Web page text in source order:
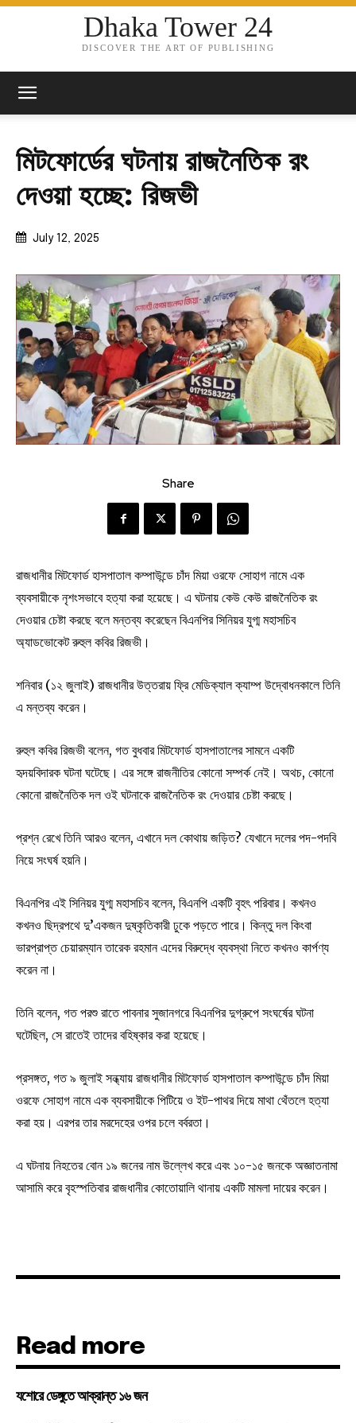
Dhaka Tower 24
DISCOVER THE ART OF PUBLISHING
মিটফোর্ডের ঘটনায় রাজনৈতিক রং
দেওয়া হচ্ছে: রিজভী
July 12, 2025
Share
রাজধানীর মিটফোর্ড হাসপাতাল কম্পাউন্ডে চাঁদ মিয়া ওরফে সোহাগ নামে এক
ব্যবসায়ীকে নৃশংসভাবে হত্যা করা হয়েছে। এ ঘটনায় কেউ কেউ রাজনৈতিক রং
দেওয়ার চেষ্টা করছে বলে মন্তব্য করেছেন বিএনপির সিনিয়র যুগ্ম মহাসচিব
অ্যাডভোকেট রুহুল কবির রিজভী।
শনিবার (১২ জুলাই) রাজধানীর উত্তরায় ফ্রি মেডিক্যাল ক্যাম্প উদ্বোধনকালে তিনি
এ মন্তব্য করেন।
রুহুল কবির রিজভী বলেন, গত বুধবার মিটফোর্ড হাসপাতালের সামনে একটি
হৃদয়বিদারক ঘটনা ঘটেছে। এর সঙ্গে রাজনীতির কোনো সম্পর্ক নেই। অথচ, কোনো
কোনো রাজনৈতিক দল ওই ঘটনাকে রাজনৈতিক রং দেওয়ার চেষ্টা করছে।
প্রশ্ন রেখে তিনি আরও বলেন, এখানে দল কোথায় জড়িত? যেখানে দলের পদ-পদবি
নিয়ে সংঘর্ষ হয়নি।
বিএনপির এই সিনিয়র যুগ্ম মহাসচিব বলেন, বিএনপি একটি বৃহৎ পরিবার। কখনও
কখনও ছিদ্রপথে দু’একজন দুষ্কৃতিকারী ঢুকে পড়তে পারে। কিন্তু দল কিংবা
ভারপ্রাপ্ত চেয়ারম্যান তারেক রহমান এদের বিরুদ্ধে ব্যবস্থা নিতে কখনও কার্পণ্য
করেন না।
তিনি বলেন, গত পরশু রাতে পাবনার সুজানগরে বিএনপির দুগ্রুপে সংঘর্ষের ঘটনা
ঘটেছিল, সে রাতেই তাদের বহিষ্কার করা হয়েছে।
প্রসঙ্গত, গত ৯ জুলাই সন্ধ্যায় রাজধানীর মিটফোর্ড হাসপাতাল কম্পাউন্ডে চাঁদ মিয়া
ওরফে সোহাগ নামে এক ব্যবসায়ীকে পিটিয়ে ও ইট-পাথর দিয়ে মাথা থেঁতলে হত্যা
করা হয়। এরপর তার মরদেহের ওপর চলে বর্বরতা।
এ ঘটনায় নিহতের বোন ১৯ জনের নাম উল্লেখ করে এবং ১০-১৫ জনকে অজ্ঞাতনামা
আসামি করে বৃহস্পতিবার রাজধানীর কোতোয়ালি থানায় একটি মামলা দায়ের করেন।
Read more
যশোরে ডেঙ্গুতে আক্রান্ত ১৬ জন